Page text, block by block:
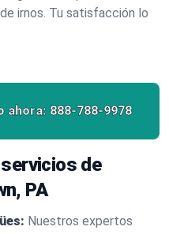
irnos. Tu satisfacción lo
ahora: 888-788-9978
de
PA
Nuestros expertos